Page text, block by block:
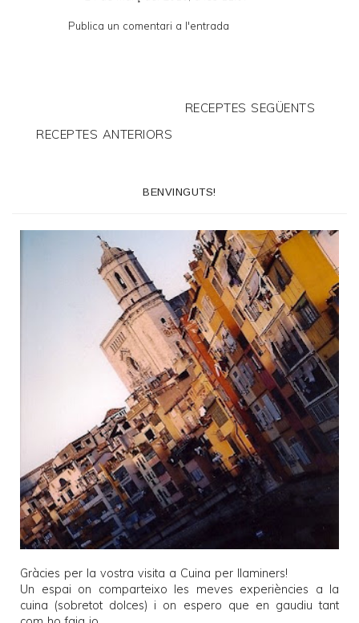
Publica un comentari a l'entrada
RECEPTES SEGÜENTS
RECEPTES ANTERIORS
BENVINGUTS!
Gràcies per la vostra visita a Cuina per llaminers!
Un espai on comparteixo les meves experiències a la
cuina (sobretot dolces) i on espero que en gaudiu tant